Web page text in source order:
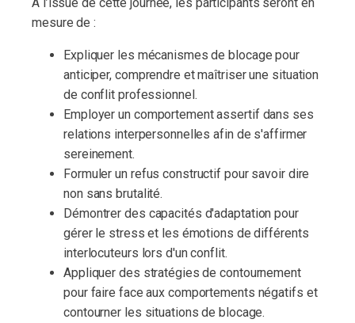
mesure de :
Expliquer les mécanismes de blocage pour
anticiper, comprendre et maîtriser une situation
de conflit professionnel.
Employer un comportement assertif dans ses
relations interpersonnelles afin de s'affirmer
sereinement.
Formuler un refus constructif pour savoir dire
non sans brutalité.
Démontrer des capacités d'adaptation pour
gérer le stress et les émotions de différents
interlocuteurs lors d'un conflit.
Appliquer des stratégies de contournement
pour faire face aux comportements négatifs et
contourner les situations de blocage.